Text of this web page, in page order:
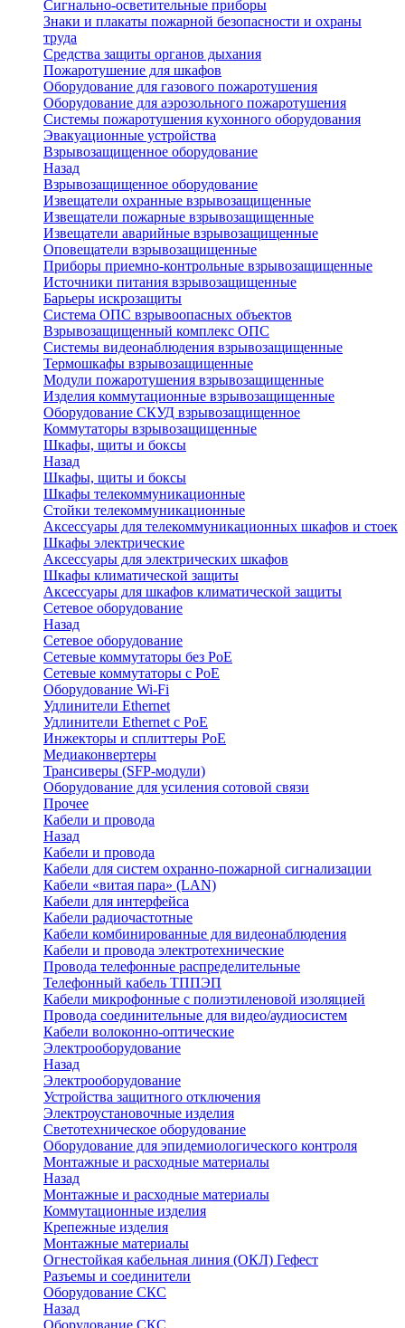
Сигнально-осветительные приборы
Знаки и плакаты пожарной безопасности и охраны
труда
Средства защиты органов дыхания
Пожаротушение для шкафов
Оборудование для газового пожаротушения
Оборудование для аэрозольного пожаротушения
Системы пожаротушения кухонного оборудования
Эвакуационные устройства
Взрывозащищенное оборудование
Назад
Взрывозащищенное оборудование
Извещатели охранные взрывозащищенные
Извещатели пожарные взрывозащищенные
Извещатели аварийные взрывозащищенные
Оповещатели взрывозащищенные
Приборы приемно-контрольные взрывозащищенные
Источники питания взрывозащищенные
Барьеры искрозащиты
Система ОПС взрывоопасных объектов
Взрывозащищенный комплекс ОПС
Системы видеонаблюдения взрывозащищенные
Термошкафы взрывозащищенные
Модули пожаротушения взрывозащищенные
Изделия коммутационные взрывозащищенные
Оборудование СКУД взрывозащищенное
Коммутаторы взрывозащищенные
Шкафы, щиты и боксы
Назад
Шкафы, щиты и боксы
Шкафы телекоммуникационные
Стойки телекоммуникационные
Аксессуары для телекоммуникационных шкафов и стоек
Шкафы электрические
Аксессуары для электрических шкафов
Шкафы климатической защиты
Аксессуары для шкафов климатической защиты
Сетевое оборудование
Назад
Сетевое оборудование
Сетевые коммутаторы без PoE
Сетевые коммутаторы с PoE
Оборудование Wi-Fi
Удлинители Ethernet
Удлинители Ethernet с PoE
Инжекторы и сплиттеры PoE
Медиаконвертеры
Трансиверы (SFP-модули)
Оборудование для усиления сотовой связи
Прочее
Кабели и провода
Назад
Кабели и провода
Кабели для систем охранно-пожарной сигнализации
Кабели «витая пара» (LAN)
Кабели для интерфейса
Кабели радиочастотные
Кабели комбинированные для видеонаблюдения
Кабели и провода электротехнические
Провода телефонные распределительные
Телефонный кабель ТППЭП
Кабели микрофонные с полиэтиленовой изоляцией
Провода соединительные для видео/аудиосистем
Кабели волоконно-оптические
Электрооборудование
Назад
Электрооборудование
Устройства защитного отключения
Электроустановочные изделия
Светотехническое оборудование
Оборудование для эпидемиологического контроля
Монтажные и расходные материалы
Назад
Монтажные и расходные материалы
Коммутационные изделия
Крепежные изделия
Монтажные материалы
Огнестойкая кабельная линия (ОКЛ) Гефест
Разъемы и соединители
Оборудование СКС
Назад
Оборудование СКС